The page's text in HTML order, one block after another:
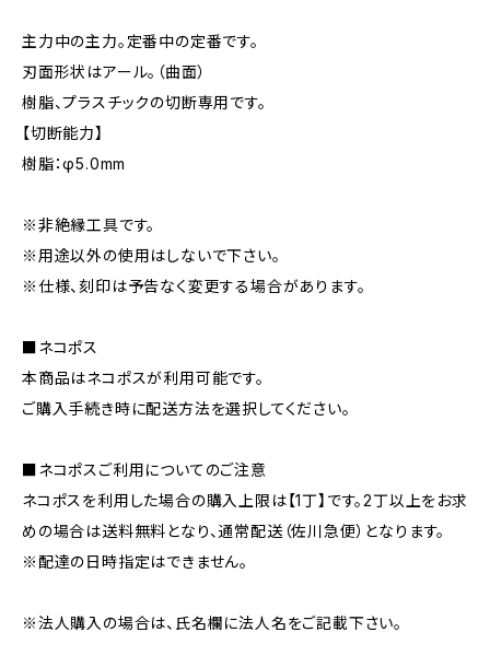
主力中の主力。定番中の定番です。
刃面形状はアール。（曲面）
樹脂、プラスチックの切断専用です。
【切断能力】
樹脂：φ5.0mm
※非絶縁工具です。
※用途以外の使用はしないで下さい。
※仕様、刻印は予告なく変更する場合があります。
■ネコポス
本商品はネコポスが利用可能です。
ご購入手続き時に配送方法を選択してください。
■ネコポスご利用についてのご注意
ネコポスを利用した場合の購入上限は【1丁】です。2丁以上をお求
めの場合は送料無料となり、通常配送（佐川急便）となります。
※配達の日時指定はできません。
※法人購入の場合は、氏名欄に法人名をご記載下さい。